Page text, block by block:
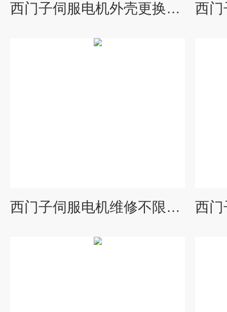
西门子伺服电机外壳更换法兰更换维修
西门子伺服电机维修不限型号都能修理